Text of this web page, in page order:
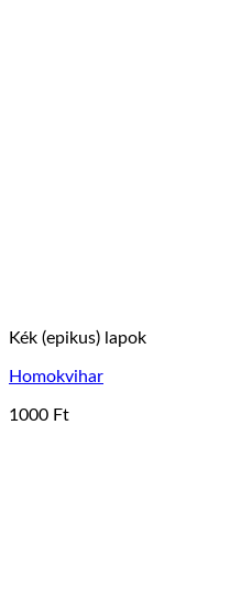
Kék (epikus) lapok
Homokvihar
1000 Ft